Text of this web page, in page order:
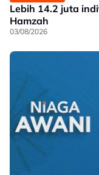
Lebih 14.2 juta
Hamzah
03/08/2026